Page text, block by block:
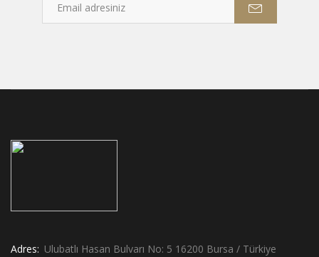
Adres: Ulubatlı Hasan Bulvarı No: 5 16200 Bursa / Türkiye